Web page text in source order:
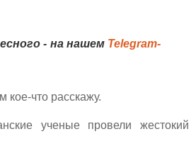
- на нашем Telegram-
кое-что расскажу.
ученые провели жестокий